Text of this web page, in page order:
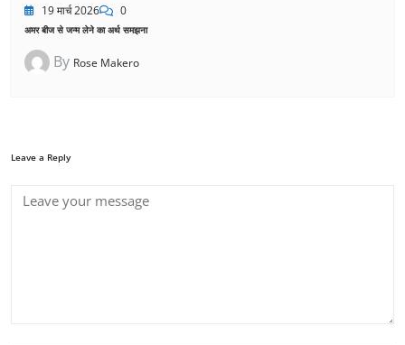
19 मार्च 2026 0
अमर बीज से जन्म लेने का अर्थ समझना
By Rose Makero
Leave a Reply